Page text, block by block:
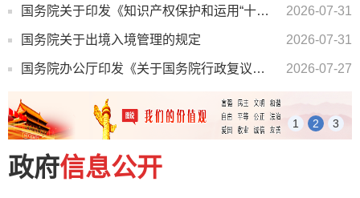
国务院关于印发《知识产权保护和运用“十五五”规划》的通知 2026-07-31
国务院关于出境入境管理的规定 2026-07-31
国务院办公厅印发《关于国务院行政复议案件处理程序的若干规定》的通知 2026-07-27
1 2 3
政府信息公开